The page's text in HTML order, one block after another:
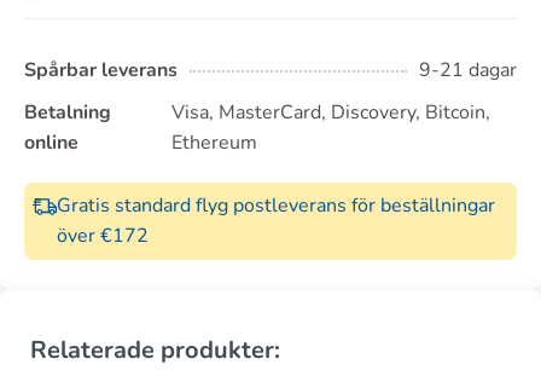
Spårbar leverans
9-21 dagar
Betalning
online
Visa, MasterCard, Discovery, Bitcoin,
Ethereum
Gratis standard flyg postleverans för beställningar
över €172
Relaterade produkter: